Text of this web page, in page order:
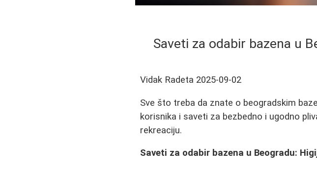
Saveti za odabir bazena u
Vidak Radeta 2025-09-02
Sve što treba da znate o beogradskim
korisnika i saveti za bezbedno i ugodno
rekreaciju.
Saveti za odabir bazena u Beogradu: